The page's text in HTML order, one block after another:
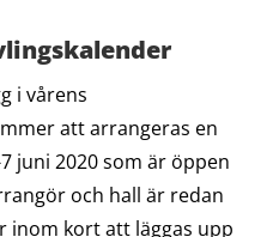
i vårens
att arrangeras en
juni 2020 som är öppen
och hall är redan
inom kort att läggas upp